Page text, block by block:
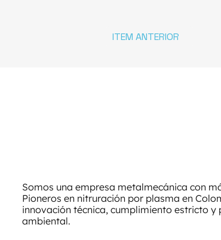
ITEM ANTERIOR
Somos una empresa metalmecánica con
Pioneros en nitruración por plasma en
innovación técnica, cumplimiento estricto
ambiental.